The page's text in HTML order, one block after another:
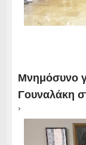
Μνημόσυνο
Γουναλάκη
›